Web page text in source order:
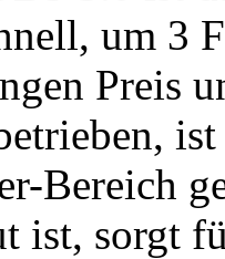
um 3
Preis
Bereich
ist, sorgt